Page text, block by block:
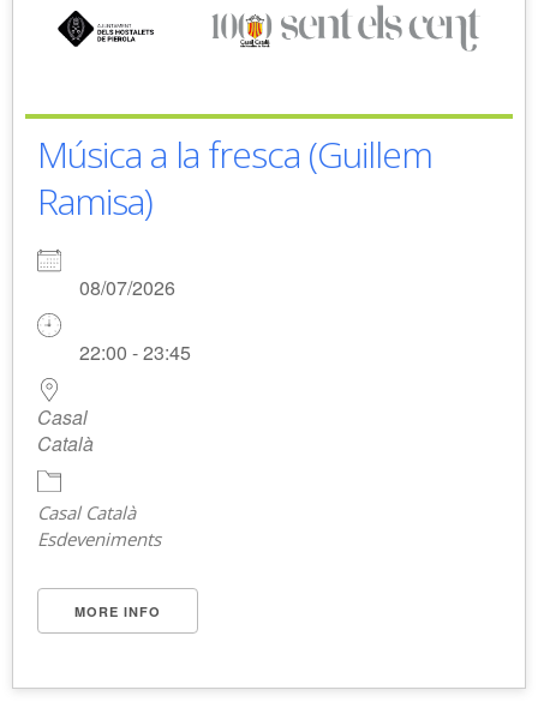
Música a la fresca (Guillem
Ramisa)
08/07/2026
22:00 - 23:45
Casal
Català
Casal Català
Esdeveniments
MORE INFO